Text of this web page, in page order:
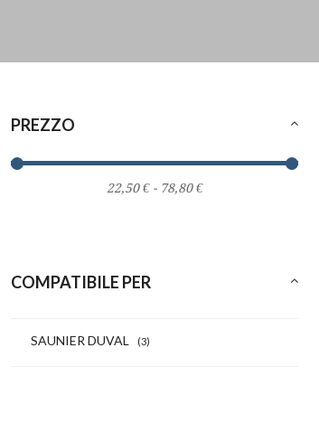
PREZZO
COMPATIBILE PER
SAUNIER DUVAL (3)